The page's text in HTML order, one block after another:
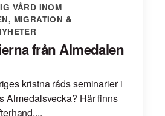
VÅRD INOM
, MIGRATION &
från Almedalen
kristna råds seminarier i
Almedalsvecka? Här finns